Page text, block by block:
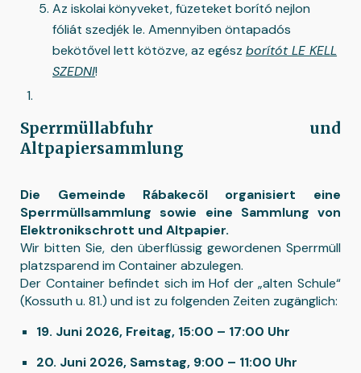
Az iskolai könyveket, füzeteket borító nejlon
fóliát szedjék le. Amennyiben öntapadós
bekötővel lett kötözve, az egészborítót LE KELL
SZEDNI!
Sperrmüllabfuhr und
Altpapiersammlung
Die Gemeinde Rábakecöl organisiert eine
Sperrmüllsammlung sowie eine Sammlung von
Elektronikschrott und Altpapier.
Wir bitten Sie, den überflüssig gewordenen Sperrmüll
platzsparend im Container abzulegen.
Der Container befindet sich im Hof der „alten Schule“
(Kossuth u. 81.) und ist zu folgenden Zeiten zugänglich:
19. Juni 2026, Freitag, 15:00 – 17:00 Uhr
20. Juni 2026, Samstag, 9:00 – 11:00 Uhr